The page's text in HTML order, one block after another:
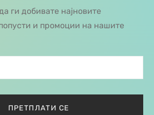
ги добивате најновите
и промоции на нашите